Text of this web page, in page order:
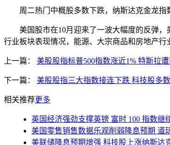
周二热门中概股多数下跌，纳斯达克金龙指数
美国股市在10月迎来了一波大幅度的反弹，美
行业板块表现情况，能源、大宗商品和房地产行
上一篇： 美股股指标普500指数涨近1% 特斯拉
下一篇： 美股股指三大指数接连下跌 科技股多
相关推荐更多
英国经济强劲支撑英镑 富时 100 指数继
美国零售销售数据乐观削弱降息预期 道
美联储降息预期增强 科技股上涨纳斯达